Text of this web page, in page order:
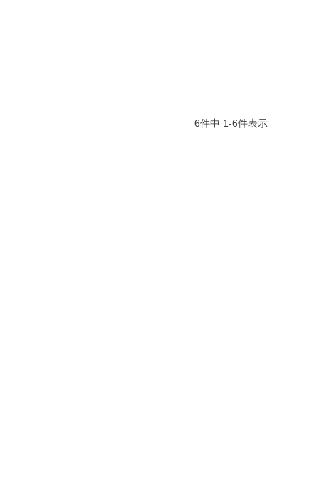
6件中 1-6件表示